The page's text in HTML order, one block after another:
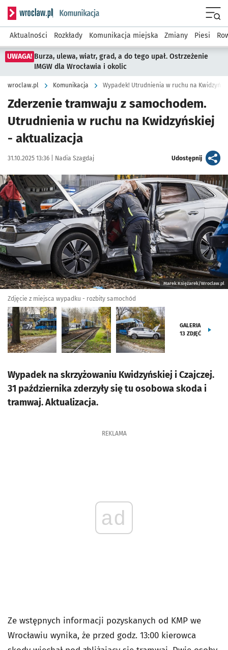
Serwis informacyjny wroclaw.pl podserwis: Komunikacja
Aktualności Rozkłady Komunikacja miejska Zmiany Piesi
UWAGA! Burza, ulewa, wiatr, grad, a do tego upał. Ostrzeżenie
IMGW dla Wrocławia i okolic
wroclaw.pl Komunikacja Wypadek! Utrudnienia w ruchu na
Zderzenie tramwaju z samochodem.
Utrudnienia w ruchu na Kwidzyńskiej
- aktualizacja
Data publikacji:
31.10.2025 13:36 | Autor:
Nadia Szagdaj Udostępnijartykuł
Kliknij, aby zobaczyć galerię
Marek Księżarek/Wroclaw.pl
Zdjęcie z miejsca wypadku - rozbity samochód
GALERIA
13 ZDJĘĆ
Wypadek na skrzyżowaniu Kwidzyńskiej i Czajczej.
31 października zderzyły się tu osobowa skoda i
tramwaj. Aktualizacja.
REKLAMA
ad
Ze wstępnych informacji pozyskanych od KMP we
Wrocławiu wynika, że przed godz. 13:00 kierowca